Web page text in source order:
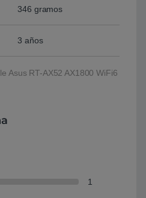
346 gramos
3 años
Asus RT-AX52 AX1800 WiFi6
1